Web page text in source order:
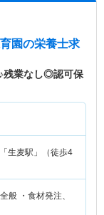
園の栄養士求
残業なし◎認可保
生麦駅」（徒歩4
般 ・食材発注、